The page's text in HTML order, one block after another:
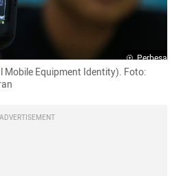
Perbesar
Equipment Identity). Foto:
ADVERTISEMENT